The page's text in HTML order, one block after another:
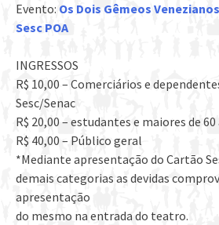
Evento: Os Dois Gêmeos
Sesc POA
INGRESSOS
R$ 10,00 – Comerciários e
Sesc/Senac
R$ 20,00 – estudantes e maiores de 60
R$ 40,00 – Público geral
*Mediante apresentação do Cartão
demais categorias as devidas
apresentação
do mesmo na entrada do teatro.